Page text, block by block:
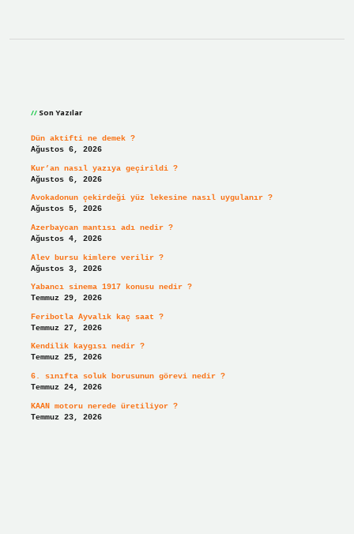
Son Yazılar
Dün aktifti ne demek ?
Ağustos 6, 2026
Kur’an nasıl yazıya geçirildi ?
Ağustos 6, 2026
Avokadonun çekirdeği yüz lekesine nasıl uygulanır ?
Ağustos 5, 2026
Azerbaycan mantısı adı nedir ?
Ağustos 4, 2026
Alev bursu kimlere verilir ?
Ağustos 3, 2026
Yabancı sinema 1917 konusu nedir ?
Temmuz 29, 2026
Feribotla Ayvalık kaç saat ?
Temmuz 27, 2026
Kendilik kaygısı nedir ?
Temmuz 25, 2026
6. sınıfta soluk borusunun görevi nedir ?
Temmuz 24, 2026
KAAN motoru nerede üretiliyor ?
Temmuz 23, 2026